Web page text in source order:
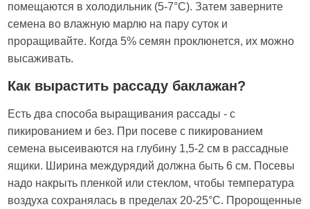
помещаются в холодильник (5-7°С). Затем заверните
семена во влажную марлю на пару суток и
проращивайте. Когда 5% семян проклюнется, их можно
высаживать.
Как вырастить рассаду баклажан?
Есть два способа выращивания рассады - с
пикированием и без. При посеве с пикированием
семена высеиваются на глубину 1,5-2 см в рассадные
ящики. Ширина междурядий должна быть 6 см. Посевы
надо накрыть пленкой или стеклом, чтобы температура
воздуха сохранялась в пределах 20-25°С. Пророщенные